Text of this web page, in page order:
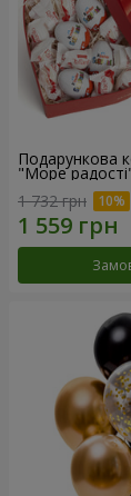
Подарункова
"Море
1 732 грн